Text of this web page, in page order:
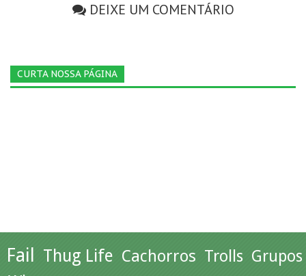
DEIXE UM COMENTÁRIO
CURTA NOSSA PÁGINA
Fail Thug Life Cachorros Trolls Grupos